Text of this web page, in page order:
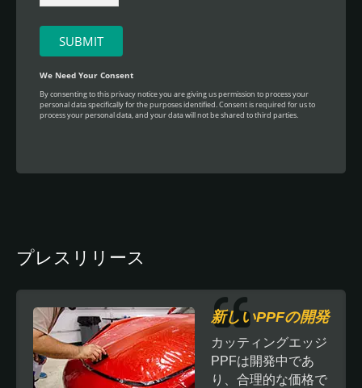
プレスリリース
新しいPPFの開発
カッティングエッジ
PPFは開発中であ
り、合理的な価格で